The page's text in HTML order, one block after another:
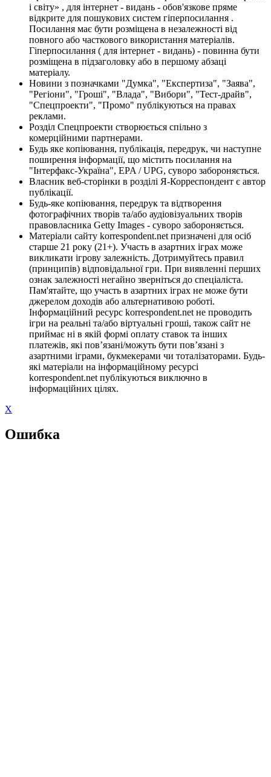
і світу» , для інтернет - видань - обов'язкове пряме
відкрите для пошукових систем гіперпосилання .
Посилання має бути розміщена в незалежності від
повного або часткового використання матеріалів.
Гіперпосилання ( для інтернет - видань) - повинна бути
розміщена в підзаголовку або в першому абзаці
матеріалу.
Новини з позначками "Думка", "Експертиза", "Заява",
"Регіони", "Гроші", "Влада", "Вибори", "Тест-драйв",
"Спецпроекти", "Промо" публікуються на правах
реклами.
Розділ Спецпроекти створюється спільно з
комерційними партнерами.
Будь яке копіювання, публікація, передрук, чи наступне
поширення інформації, що містить посилання на
"Інтерфакс-Україна", EPA / UPG, суворо забороняється.
Власник веб-сторінки в розділі Я-Корреспондент є автор
публікації.
Будь-яке копіювання, передрук та відтворення
фотографічних творів та/або аудіовізуальних творів
правовласника Getty Images - суворо забороняється.
Матеріали сайту korrespondent.net призначені для осіб
старше 21 року (21+). Участь в азартних іграх може
викликати ігрову залежність. Дотримуйтесь правил
(принципів) відповідальної гри. При виявленні перших
ознак залежності негайно зверніться до спеціаліста.
Пам'ятайте, що участь в азартних іграх не може бути
джерелом доходів або альтернативою роботі.
Інформаційний ресурс korrespondent.net не проводить
ігри на реальні та/або віртуальні гроші, також сайт не
приймає ні в якій формі оплату ставок та інших
платежів, які пов’язані/можуть бути пов’язані з
азартними іграми, букмекерами чи тоталізаторами. Будь-
які матеріали на інформаційному ресурсі
korrespondent.net публікуються виключно в
інформаційних цілях.
X
Ошибка